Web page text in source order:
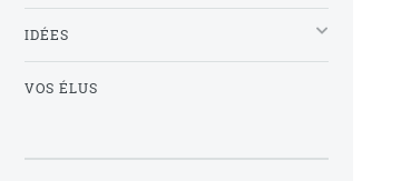
IDÉES
VOS ÉLUS